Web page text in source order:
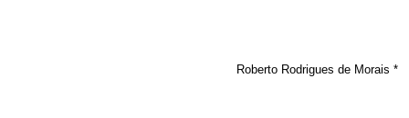
Roberto Rodrigues de Morais *